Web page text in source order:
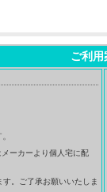
ご利用
ーカーより個人宅に配
ご了承お願いいたしま